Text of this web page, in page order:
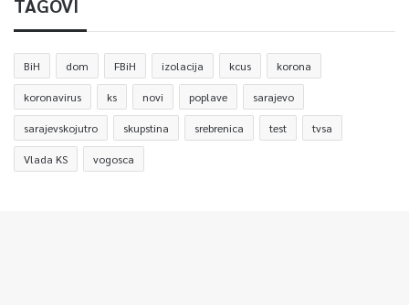
TAGOVI
BiH dom FBiH izolacija kcus korona
koronavirus ks novi poplave sarajevo
sarajevskojutro skupstina srebrenica test tvsa
Vlada KS vogosca